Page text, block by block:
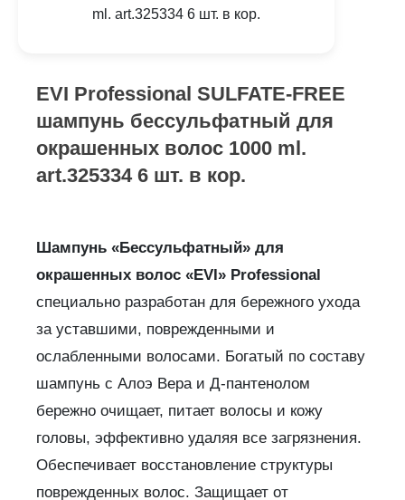
EVI Professional SULFATE-FREE
шампунь бессульфатный для
окрашенных волос 1000 ml.
art.325334 6 шт. в кор.
Шампунь «Бессульфатный» для
окрашенных волос «EVI» Professional
специально разработан для бережного ухода
за уставшими, поврежденными и
ослабленными волосами. Богатый по составу
шампунь с Алоэ Вера и Д-пантенолом
бережно очищает, питает волосы и кожу
головы, эффективно удаляя все загрязнения.
Обеспечивает восстановление структуры
поврежденных волос. Защищает от